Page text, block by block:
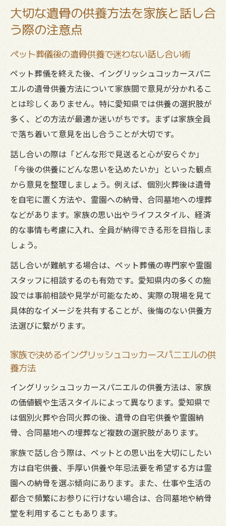
大切な遺骨の供養方法を家族と話し合
う際の注意点
ペット葬儀後の遺骨供養で迷わない話し合い術
ペット葬儀を終えた後、イングリッシュコッカースパニ
エルの遺骨供養方法について家族間で意見が分かれるこ
とは珍しくありません。特に愛知県では供養の選択肢が
多く、どの方法が最適か迷いがちです。まずは家族全員
で落ち着いて意見を出し合うことが大切です。
話し合いの際は「どんな形で見送ると心が安らぐか」
「今後の供養にどんな思いを込めたいか」といった観点
から意見を整理しましょう。例えば、個別火葬後は遺骨
を自宅に置く方法や、霊園への納骨、合同墓地への埋葬
などがあります。家族の思い出やライフスタイル、経済
的な事情も考慮に入れ、全員が納得できる形を目指しま
しょう。
話し合いが難航する場合は、ペット葬儀の専門家や霊園
スタッフに相談するのも有効です。愛知県内の多くの施
設では事前相談や見学が可能なため、実際の現場を見て
具体的なイメージを共有することが、後悔のない供養方
法選びに繋がります。
家族で決めるイングリッシュコッカースパニエルの供
養方法
イングリッシュコッカースパニエルの供養方法は、家族
の価値観や生活スタイルによって異なります。愛知県で
は個別火葬や合同火葬の後、遺骨の自宅供養や霊園納
骨、合同墓地への埋葬など複数の選択肢があります。
家族で話し合う際は、ペットとの思い出を大切にしたい
方は自宅供養、手厚い供養や年忌法要を希望する方は霊
園への納骨を選ぶ傾向にあります。また、仕事や生活の
都合で頻繁にお参りに行けない場合は、合同墓地や納骨
堂を利用することもあります。